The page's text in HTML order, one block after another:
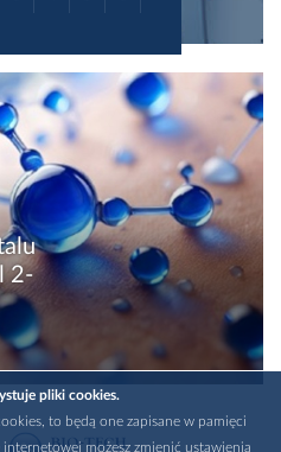
2-
pliki cookies.
to będą one zapisane w pamięci
możesz zmienić ustawienia